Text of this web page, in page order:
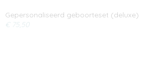
Gepersonaliseerd geboorteset (deluxe)
€ 75,50